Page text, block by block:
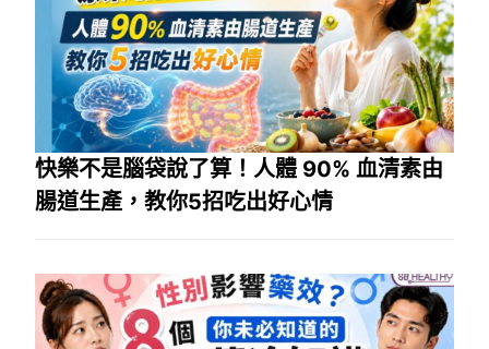
快樂不是腦袋說了算！人體 90% 血清素由
腸道生產，教你5招吃出好心情